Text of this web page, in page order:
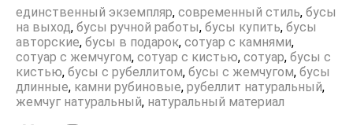
единственный экземпляр, современный стиль, бусы
на выход, бусы ручной работы, бусы купить, бусы
авторские, бусы в подарок, сотуар с камнями,
сотуар с жемчугом, сотуар с кистью, сотуар, бусы с
кистью, бусы с рубеллитом, бусы с жемчугом, бусы
длинные, камни рубиновые, рубеллит натуральный,
жемчуг натуральный, натуральный материал